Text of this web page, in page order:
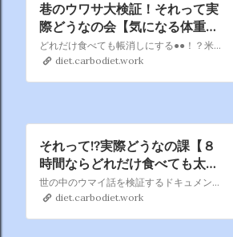
巷のウワサ大検証！それって実
際どうなの会【気になる体重・
身体のウワサＳＰ】📺6/3 (月)
20:55 ～ 22:57
どれだけ食べても帳消しにする●●！？米と小麦はどっちが太る！？ブルブルするだけで本当にスリムに！？夏目前で気になる身体のこと…人類のギモンを、徹底検証します！
diet.carbodiet.work
それって!?実際どうなの課【８
時間ならどれだけ食べても太ら
ない？ザ・ファイナル】🍚3/20
(水) 23:59 ～ 0:54
世の中のウマイ話を検証するドキュメントバラエティー！ ＃チャンありがとう 完結編 【１日８時間以内なら思い出の料理をどれだけ食べても太らないのか!?】
diet.carbodiet.work